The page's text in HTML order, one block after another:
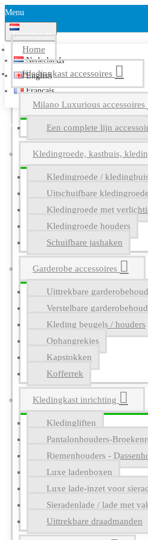
Menu
Nederlands
Nederlands
English
Français
Home
Kledingkast accessoires
Milano Luxurious accessoires
Een complete lijn
Kledingroede, kastbuis,
Kledingroede /
Uitschuifbare kledingroede
Kledingroede met
Kledingroede houders
Schuifbare jashaken
Garderobe accessoires
Uittrekbare
Verstelbare
Kleding beugels / houders
Ophangrekjes
Kapstokken
Kofferrek
Kledingkast inrichting
Kledingliften
Pantalonhouders-
Riemenhouders -
Luxe ladenboxen
Luxe lade-inzet voor
Sieradenlade / lade met
Uittrekbare draadmanden